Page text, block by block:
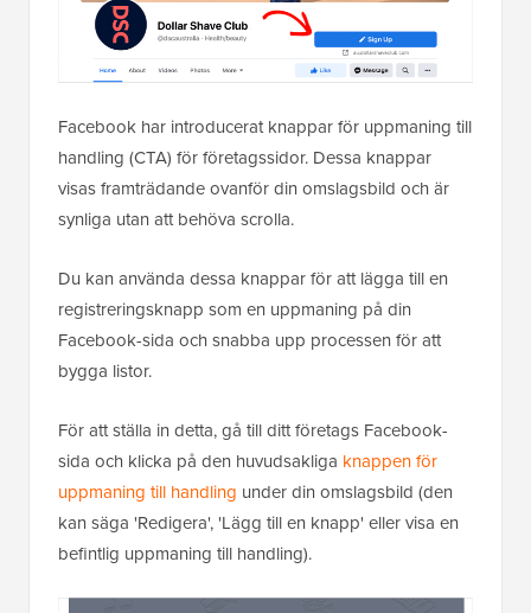
Facebook har introducerat knappar för uppmaning till
handling (CTA) för företagssidor. Dessa knappar
visas framträdande ovanför din omslagsbild och är
synliga utan att behöva scrolla.
Du kan använda dessa knappar för att lägga till en
registreringsknapp som en uppmaning på din
Facebook-sida och snabba upp processen för att
bygga listor.
För att ställa in detta, gå till ditt företags Facebook-
sida och klicka på den huvudsakliga knappen för
uppmaning till handling under din omslagsbild (den
kan säga 'Redigera', 'Lägg till en knapp' eller visa en
befintlig uppmaning till handling).